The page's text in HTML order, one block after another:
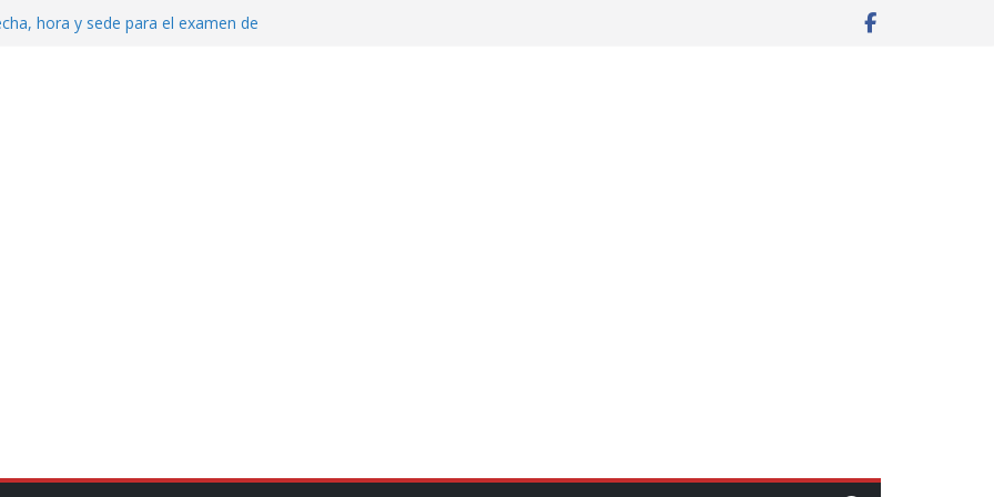
hora y sede para el examen de
no es asunto político: Sheinbaum